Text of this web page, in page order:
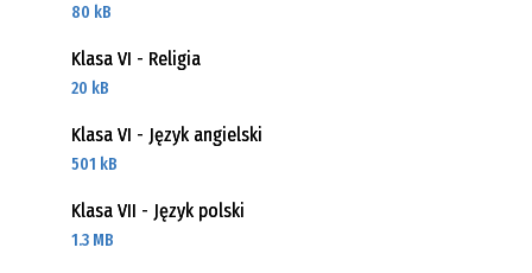
80 kB
Klasa VI - Religia
20 kB
Klasa VI - Język angielski
501 kB
Klasa VII - Język polski
1.3 MB